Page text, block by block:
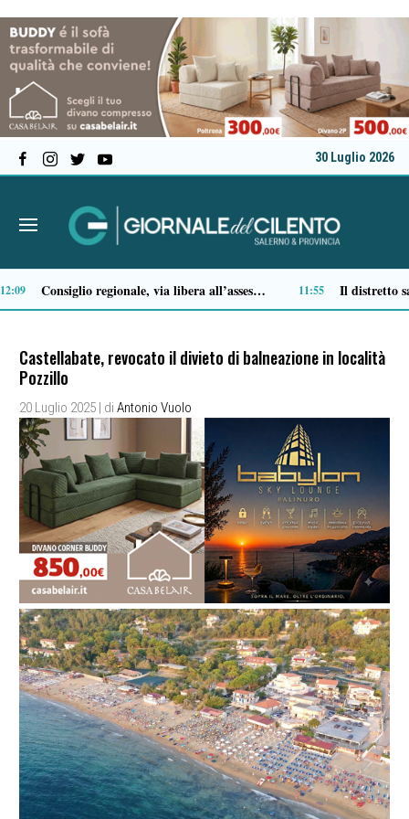
30 Luglio 2026
10:33 10:12
Castellabate, revocato il divieto di balneazione in località
Pozzillo
20 Luglio 2025 | di Antonio Vuolo